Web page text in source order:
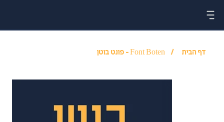
דף הבית / Font Boten - פונט בוטן